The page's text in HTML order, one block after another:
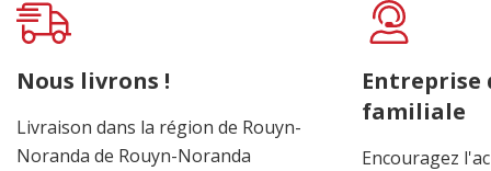
Nous livrons !
Livraison dans la région de Rouyn-
Noranda de Rouyn-Noranda
Entreprise
familiale
Encouragez